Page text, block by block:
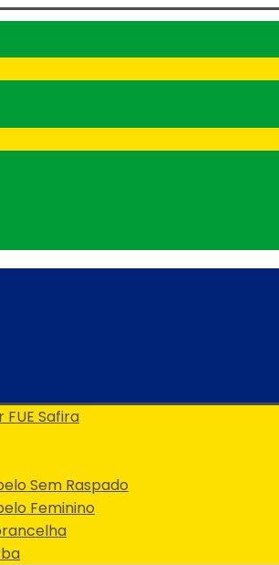
Safira
Sem Raspado
Feminino